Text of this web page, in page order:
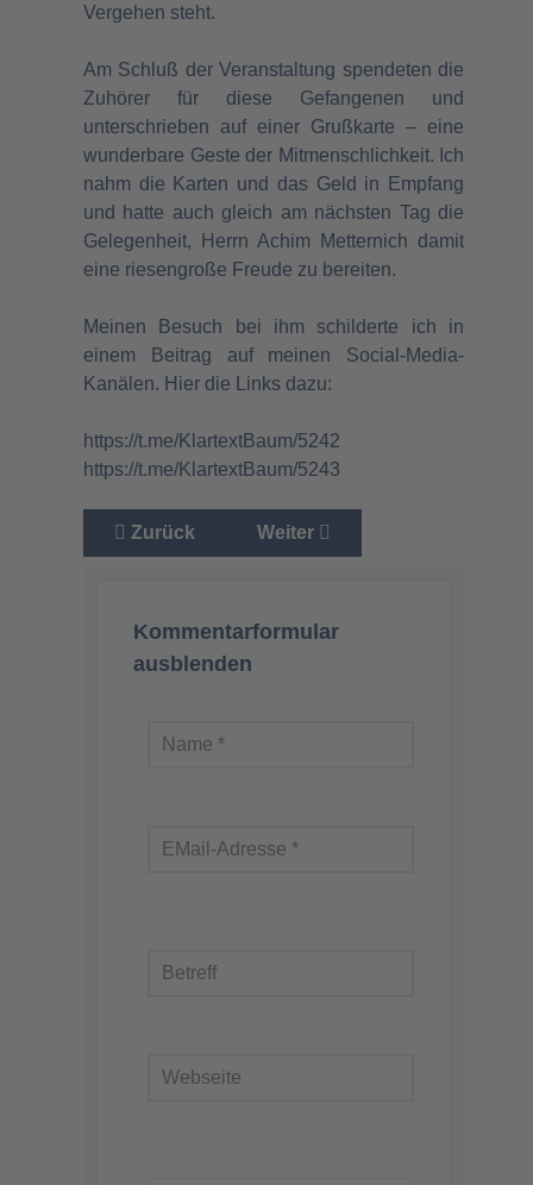
Vergehen steht.
Am Schluß der Veranstaltung spendeten die
Zuhörer für diese Gefangenen und
unterschrieben auf einer Grußkarte – eine
wunderbare Geste der Mitmenschlichkeit. Ich
nahm die Karten und das Geld in Empfang
und hatte auch gleich am nächsten Tag die
Gelegenheit, Herrn Achim Metternich damit
eine riesengroße Freude zu bereiten.
Meinen Besuch bei ihm schilderte ich in
einem Beitrag auf meinen Social-Media-
Kanälen. Hier die Links dazu:
https://t.me/KlartextBaum/5242
https://t.me/KlartextBaum/5243
Vorheriger Beitrag: Veranstaltung der
Zurück Nächster Beitrag: Politische
Weiter
Kommentarformular
ausblenden